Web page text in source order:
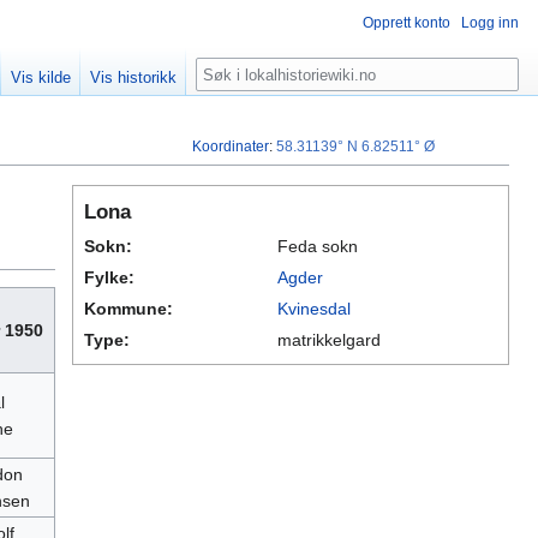
Lona
Sokn:
Feda sokn
Fylke:
Agder
Kommune:
Kvinesdal
Type:
matrikkelgard
1950
Koordinater:58.31139° N 6.82511° Ø
Opprett konto Logg inn
Vis kilde Vis historikk Søk